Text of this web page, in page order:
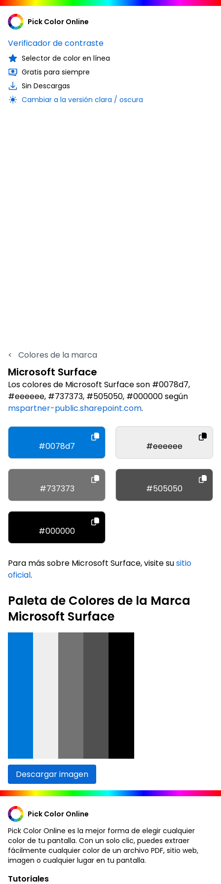
Pick Color Online
Verificador de contraste
Selector de color en línea
Gratis para siempre
Sin Descargas
Cambiar a la versión clara / oscura
< Colores de la marca
Microsoft Surface
Los colores de Microsoft Surface son #0078d7,
#eeeeee, #737373, #505050, #000000 según
mspartner-public.sharepoint.com.
#0078d7 #eeeeee
#737373 #505050
#000000
Para más sobre Microsoft Surface, visite susitio
oficial.
Paleta de Colores de la Marca
Microsoft Surface
Descargar imagen
Pick Color Online
Pick Color Online es la mejor forma de elegir cualquier
color de tu pantalla. Con un solo clic, puedes extraer
fácilmente cualquier color de un archivo PDF, sitio web,
imagen o cualquier lugar en tu pantalla.
Tutoriales